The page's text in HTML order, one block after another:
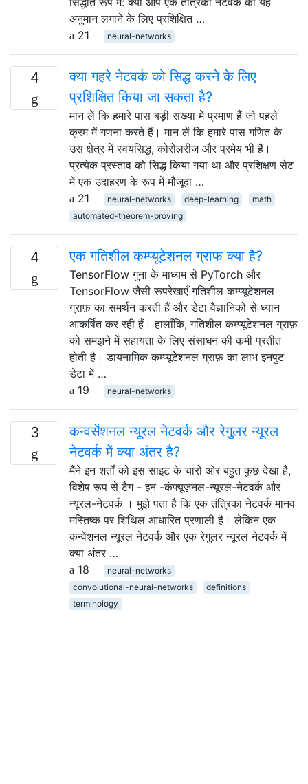
अनुमान लगाने के लिए प्रशिक्षित …
21
neural-networks
4
क्या गहरे नेटवर्क को सिद्ध करने के लिए
प्रशिक्षित किया जा सकता है?
मान लें कि हमारे पास बड़ी संख्या में प्रमाण हैं जो पहले
क्रम में गणना करते हैं। मान लें कि हमारे पास गणित के
उस क्षेत्र में स्वयंसिद्ध, कोरोलरीज और प्रमेय भी हैं।
प्रत्येक प्रस्ताव को सिद्ध किया गया था और प्रशिक्षण सेट
में एक उदाहरण के रूप में मौजूदा …
21
neural-networks deep-learning
math
automated-theorem-proving
4 एक गतिशील कम्प्यूटेशनल ग्राफ क्या है?
TensorFlow गुना के माध्यम से PyTorch और
TensorFlow जैसी रूपरेखाएँ गतिशील कम्प्यूटेशनल
ग्राफ़ का समर्थन करती हैं और डेटा वैज्ञानिकों से ध्यान
आकर्षित कर रही हैं। हालाँकि, गतिशील कम्प्यूटेशनल ग्राफ़
को समझने में सहायता के लिए संसाधन की कमी प्रतीत
होती है। डायनामिक कम्प्यूटेशनल ग्राफ़ का लाभ इनपुट
डेटा में …
19
neural-networks
3
कन्वर्सेशनल न्यूरल नेटवर्क और रेगुलर न्यूरल
नेटवर्क में क्या अंतर है?
मैंने इन शर्तों को इस साइट के चारों ओर बहुत कुछ देखा है,
विशेष रूप से टैग - इन -कंफ्यूज़नल-न्यूरल-नेटवर्क और
न्यूरल-नेटवर्क । मुझे पता है कि एक तंत्रिका नेटवर्क मानव
मस्तिष्क पर शिथिल आधारित प्रणाली है। लेकिन एक
कन्वेंशनल न्यूरल नेटवर्क और एक रेगुलर न्यूरल नेटवर्क में
क्या अंतर …
18
neural-networks
convolutional-neural-networks
definitions
terminology